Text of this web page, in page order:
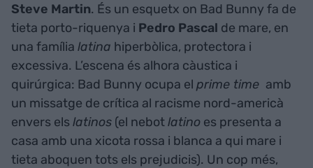
Steve Martin. És un esquetx on Bad Bunny fa de
tieta porto-riquenya i Pedro Pascal de mare, en
una família latina hiperbòlica, protectora i
excessiva. L’escena és alhora càustica i
quirúrgica: Bad Bunny ocupa el prime time amb
un missatge de crítica al racisme nord-americà
envers elslatinos (el nebotlatino es presenta a
casa amb una xicota rossa i blanca a qui mare i
tieta aboquen tots els prejudicis). Un cop més,